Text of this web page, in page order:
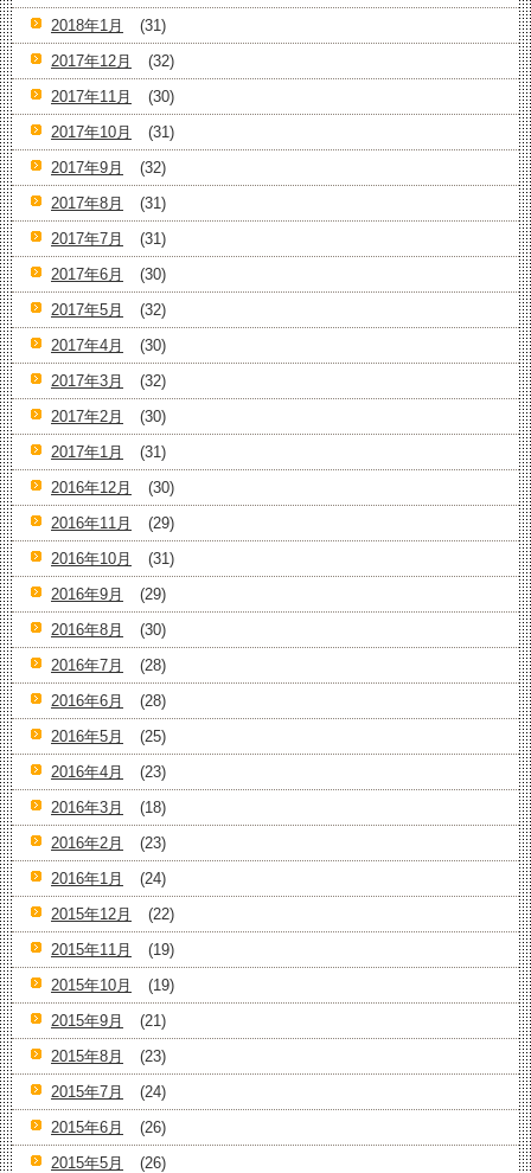
2018年1月
(31)
2017年12月
(32)
2017年11月
(30)
2017年10月
(31)
2017年9月
(32)
2017年8月
(31)
2017年7月
(31)
2017年6月
(30)
2017年5月
(32)
2017年4月
(30)
2017年3月
(32)
2017年2月
(30)
2017年1月
(31)
2016年12月
(30)
2016年11月
(29)
2016年10月
(31)
2016年9月
(29)
2016年8月
(30)
2016年7月
(28)
2016年6月
(28)
2016年5月
(25)
2016年4月
(23)
2016年3月
(18)
2016年2月
(23)
2016年1月
(24)
2015年12月
(22)
2015年11月
(19)
2015年10月
(19)
2015年9月
(21)
2015年8月
(23)
2015年7月
(24)
2015年6月
(26)
2015年5月
(26)